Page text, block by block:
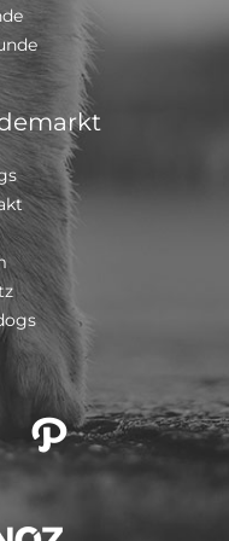
deutschen
